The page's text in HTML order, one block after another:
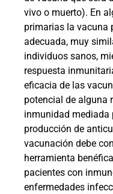
vivo o muerto). En
primarias la vacuna
adecuada, muy
individuos sanos,
respuesta
eficacia de las
potencial de alguna
inmunidad mediada
producción de
vacunación debe
herramienta
pacientes con
enfermedades